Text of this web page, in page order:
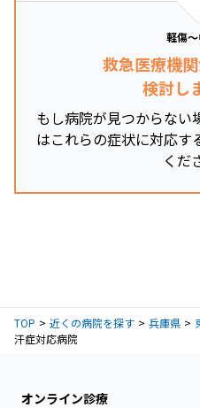
軽傷
救急医療機
検討し
もし病院が見つからない
はこれらの症状に対応す
くだ
TOP 近くの病院を探す 兵庫県
汗症対応病院
オンライン診療